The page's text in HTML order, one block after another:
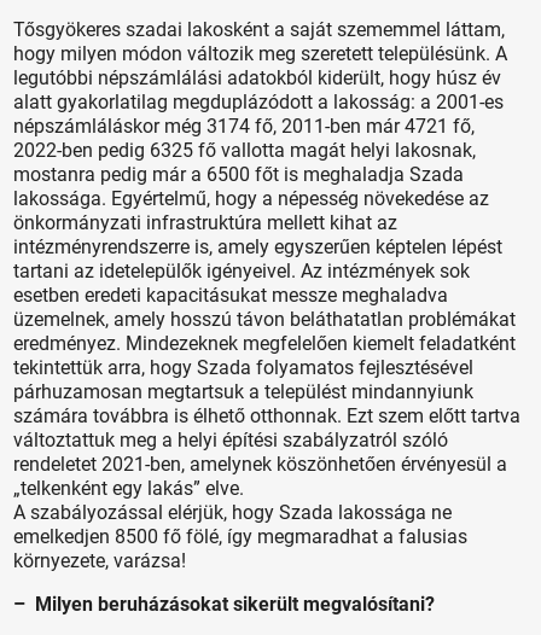
Tősgyökeres szadai lakosként a saját szememmel láttam,
hogy milyen módon változik meg szeretett településünk. A
legutóbbi népszámlálási adatokból kiderült, hogy húsz év
alatt gyakorlatilag megduplázódott a lakosság: a 2001-es
népszámláláskor még 3174 fő, 2011-ben már 4721 fő,
2022-ben pedig 6325 fő vallotta magát helyi lakosnak,
mostanra pedig már a 6500 főt is meghaladja Szada
lakossága. Egyértelmű, hogy a népesség növekedése az
önkormányzati infrastruktúra mellett kihat az
intézményrendszerre is, amely egyszerűen képtelen lépést
tartani az idetelepülők igényeivel. Az intézmények sok
esetben eredeti kapacitásukat messze meghaladva
üzemelnek, amely hosszú távon beláthatatlan problémákat
eredményez. Mindezeknek megfelelően kiemelt feladatként
tekintettük arra, hogy Szada folyamatos fejlesztésével
párhuzamosan megtartsuk a települést mindannyiunk
számára továbbra is élhető otthonnak. Ezt szem előtt tartva
változtattuk meg a helyi építési szabályzatról szóló
rendeletet 2021-ben, amelynek köszönhetően érvényesül a
„telkenként egy lakás” elve.
A szabályozással elérjük, hogy Szada lakossága ne
emelkedjen 8500 fő fölé, így megmaradhat a falusias
környezete, varázsa!
– Milyen beruházásokat sikerült megvalósítani?